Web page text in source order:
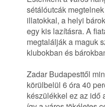
sétálóutcák
illatokkal, a helyi
egy kis lazításra. A
megtalálják a maguk
klubokban és
Zadar Budapesttől
körülbelül 6 óra 40
készülékkel ez az idő